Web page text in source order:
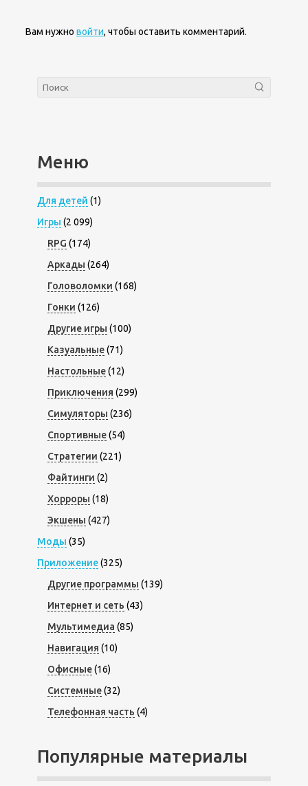
Вам нужно войти, чтобы оставить комментарий.
Меню
Для детей (1)
Игры (2 099)
RPG (174)
Аркады (264)
Головоломки (168)
Гонки (126)
Другие игры (100)
Казуальные(71)
Настольные(12)
Приключения (299)
Симуляторы (236)
Спортивные(54)
Стратегии (221)
Файтинги (2)
Хорроры (18)
Экшены (427)
Моды (35)
Приложение(325)
Другие программы (139)
Интернет и сеть (43)
Мультимедиа (85)
Навигация (10)
Офисные(16)
Системные(32)
Телефонная часть (4)
Популярные материалы